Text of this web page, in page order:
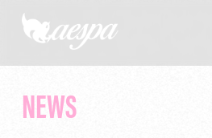
NEWS